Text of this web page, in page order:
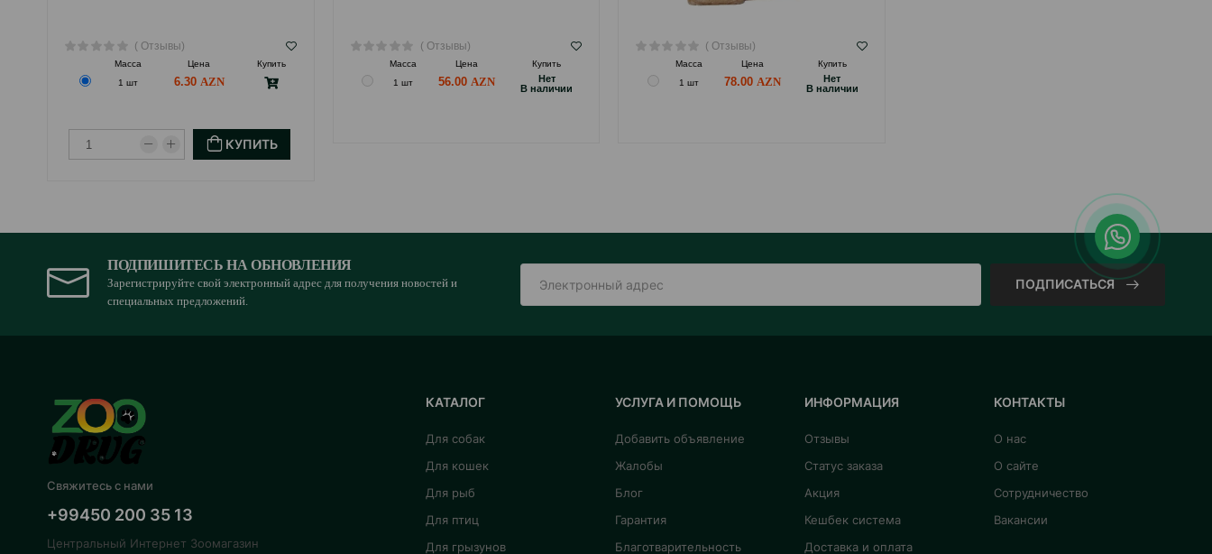
( Отзывы)
Масса Цена
Купить
1 шт
6.30
КУПИТЬ
( Отзывы)
Масса Цена
Купить
1 шт
56.00
Hет
B наличии
( Отзывы)
Масса Цена
Купить
1 шт
78.00
Hет
B наличии
ПОДПИШИТЕСЬ НА ОБНОВЛЕНИЯ
Зарегистрируйте свой электронный адрес для получения новостей и
специальных предложений.
ПОДПИСАТЬСЯ
Свяжитесь с нами
+99450 200 35 13
Центральный Интернет Зоомагазин
КАТАЛОГ
Для собак
Для кошек
Для рыб
Для птиц
Для грызунов
УСЛУГА И ПОМОЩЬ
Добавить объявление
Жалобы
Блог
Гарантия
Благотварительность
ИНФОРМАЦИЯ
Отзывы
Статус заказа
Акция
Кешбек система
Доставка и оплата
КОНТАКТЫ
О нас
О сайте
Сотрудничество
Вакансии